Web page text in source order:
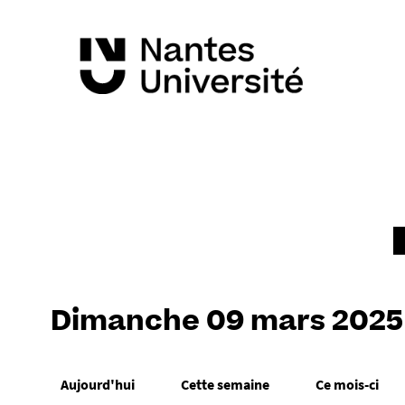
Dimanche 09 mars 2025
Aujourd'hui Cette semaine Ce mois-ci